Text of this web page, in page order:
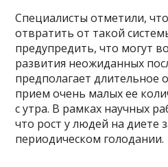
Специалисты отметили,
отвратить от такой
предупредить, что могут
развития неожиданных
предполагает длительное
прием очень малых ее
с утра. В рамках научных
что рост у людей на диете
периодическом голодании.